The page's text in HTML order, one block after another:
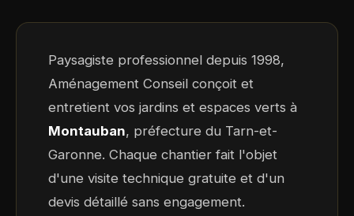
Paysagiste professionnel depuis 1998,
Aménagement Conseil conçoit et
entretient vos jardins et espaces verts à
Montauban, préfecture du Tarn-et-
Garonne. Chaque chantier fait l'objet
d'une visite technique gratuite et d'un
devis détaillé sans engagement.